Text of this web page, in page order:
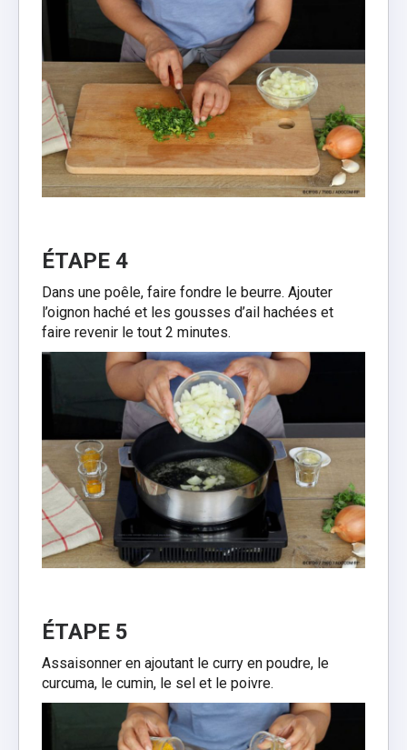
ÉTAPE 4
Dans une poêle, faire fondre le beurre. Ajouter
l’oignon haché et les gousses d’ail hachées et
faire revenir le tout 2 minutes.
ÉTAPE 5
Assaisonner en ajoutant le curry en poudre, le
curcuma, le cumin, le sel et le poivre.